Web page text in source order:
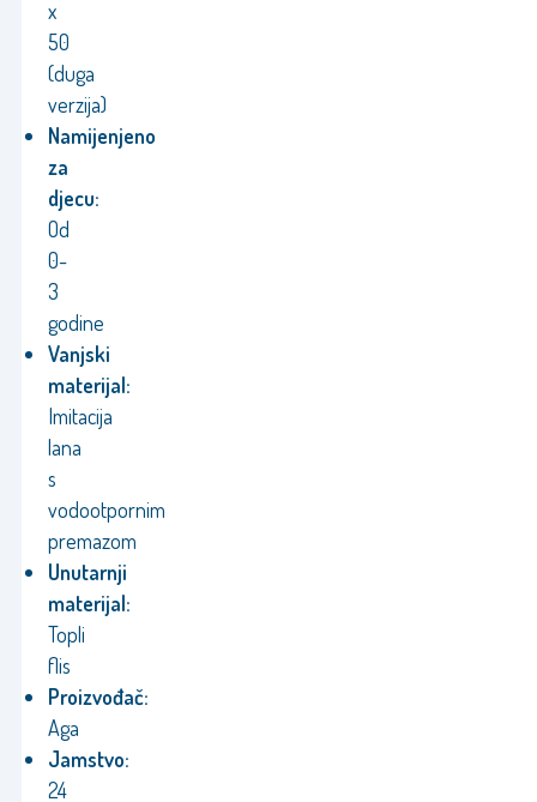
x
50
(duga
verzija)
Namijenjeno
za
djecu:
Od
0-
3
godine
Vanjski
materijal:
Imitacija
lana
s
vodootpornim
premazom
Unutarnji
materijal:
Topli
flis
Proizvođač:
Aga
Jamstvo:
24